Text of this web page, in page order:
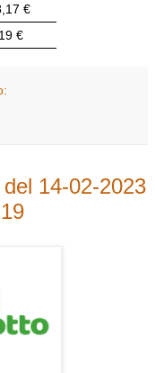
€
€
14-02-2023